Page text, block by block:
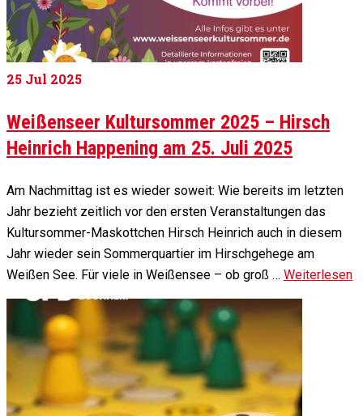
25 Jul 2025
Weißenseer Kultursommer 2025 – Hirsch
Heinrich Happening am 25. Juli 2025
Am Nachmittag ist es wieder soweit: Wie bereits im letzten
Jahr bezieht zeitlich vor den ersten Veranstaltungen das
Kultursommer-Maskottchen Hirsch Heinrich auch in diesem
Jahr wieder sein Sommerquartier im Hirschgehege am
Weißen See. Für viele in Weißensee – ob groß … Weiterlesen